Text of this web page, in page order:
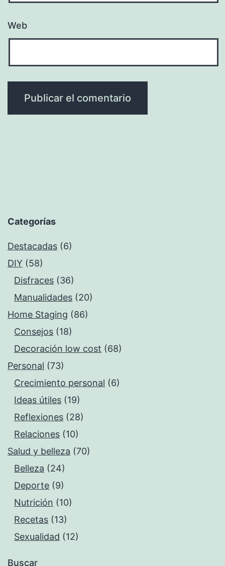
Web
Categorías
Destacadas (6)
DIY (58)
Disfraces (36)
Manualidades (20)
Home Staging (86)
Consejos (18)
Decoración low cost (68)
Personal (73)
Crecimiento personal (6)
Ideas útiles (19)
Reflexiones (28)
Relaciones (10)
Salud y belleza (70)
Belleza (24)
Deporte (9)
Nutrición (10)
Recetas (13)
Sexualidad (12)
Buscar